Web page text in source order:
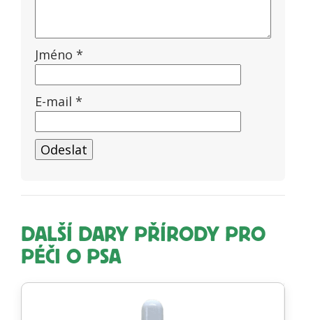
Jméno *
E-mail *
DALŠÍ DARY PŘÍRODY PRO
PÉČI O PSA